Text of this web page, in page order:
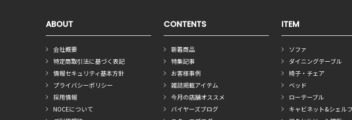
ABOUT
会社概要
特定商取引法に基づく表記
情報セキュリティ基本方針
プライバシーポリシー
採用情報
NOCEについて
CONTENTS
新着商品
特集記事
お客様事例
雑誌掲載アイテム
今月の店舗オススメ
バイヤーズブログ
ITEM
ソファ
ダイニングテーブル
椅子・チェア
ベッド
ローテーブル
キャビネット&シェルフ